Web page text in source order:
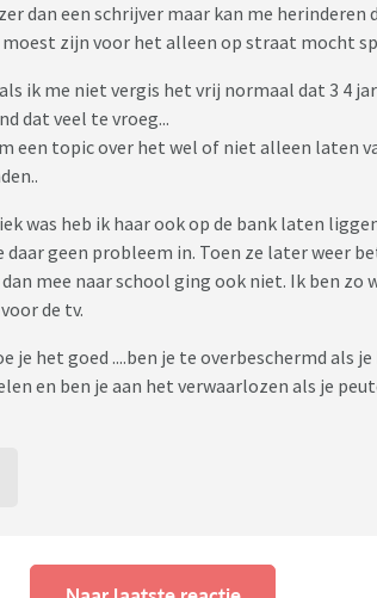
dan een schrijver maar kan me herinderen
moest zijn voor het alleen op straat mocht
ik me niet vergis het vrij normaal dat 3 4
dat veel te vroeg...
een topic over het wel of niet alleen laten
was heb ik haar ook op de bank laten
geen probleem in. Toen ze later weer
mee naar school ging ook niet. Ik ben zo
de tv.
je het goed ....ben je te overbeschermd als
en ben je aan het verwaarlozen als je